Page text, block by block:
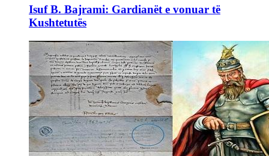
Isuf B. Bajrami: Gardianët e vonuar të
Kushtetutës